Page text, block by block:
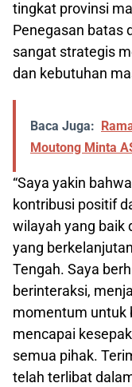
tingkat provinsi
Penegasan batas
sangat strategis
dan kebutuhan
Baca Juga:
Moutong Minta
“Saya yakin
kontribusi positif
wilayah yang baik
yang
Tengah. Saya
berinteraksi,
momentum untuk
mencapai
semua pihak.
telah terlibat